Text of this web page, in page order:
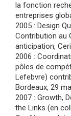
la fonction
entreprises
2005 : Design
Contribution au
anticipation,
2006 :
pôles de
Lefebvre)
Bordeaux, 29
2007 : Growth,
the Links (en